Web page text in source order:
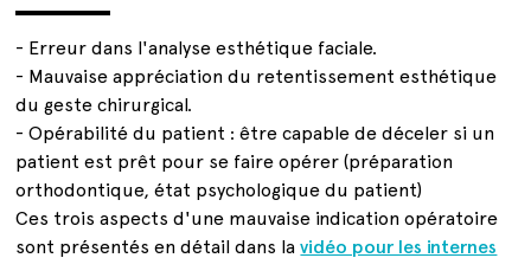
- Erreur dans l'analyse esthétique faciale.
- Mauvaise appréciation du retentissement esthétique
du geste chirurgical.
- Opérabilité du patient : être capable de déceler si un
patient est prêt pour se faire opérer (préparation
orthodontique, état psychologique du patient)
Ces trois aspects d'une mauvaise indication opératoire
sont présentés en détail dans lavidéo pour les internes